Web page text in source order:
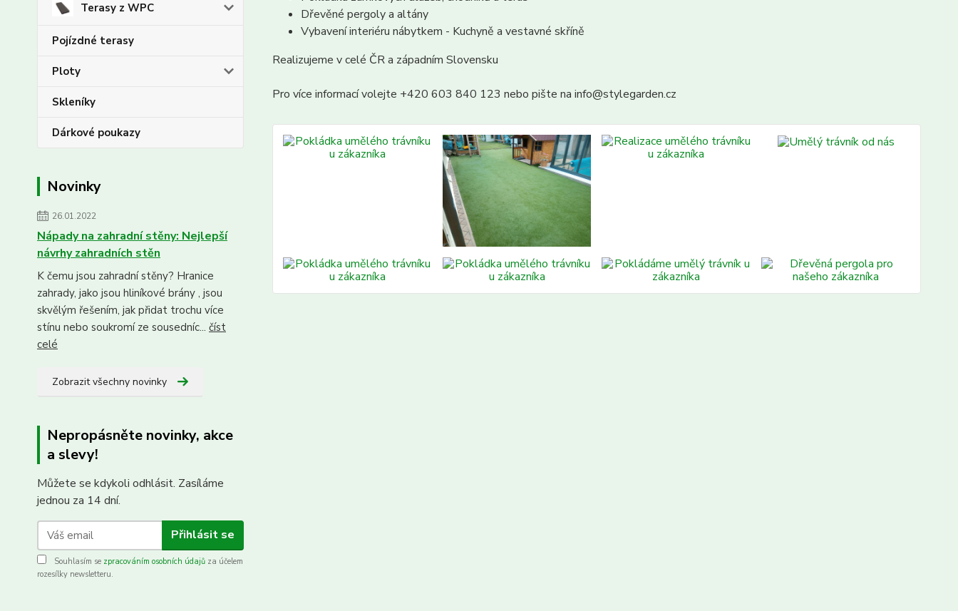
Terasy z WPC
Pojízdné terasy
Ploty
Skleníky
Dárkové poukazy
Novinky
26.01.2022
Nápady na zahradní stěny: Nejlepší
návrhy zahradních stěn
K čemu jsou zahradní stěny? Hranice
zahrady, jako jsou hliníkové brány , jsou
skvělým řešením, jak přidat trochu více
stínu nebo soukromí ze sousedníc... číst
celé
Zobrazit všechny novinky
Nepropásněte novinky, akce
a slevy!
Můžete se kdykoli odhlásit. Zasíláme
jednou za 14 dní.
Přihlásit se
Souhlasím se zpracováním osobních údajů za účelem
rozesílky newsletteru.
Dřevěné pergoly a altány
Vybavení interiéru nábytkem - Kuchyně a vestavné skříně
Realizujeme v celé ČR a západním Slovensku
Pro více informací volejte +420 603 840 123 nebo pište na info@stylegarden.cz